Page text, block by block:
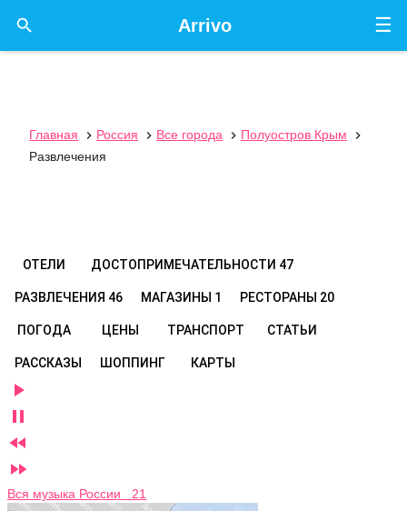
☰
Arrivo

Главная  Россия  Все города  Полуостров Крым

Развлечения
ОТЕЛИ ДОСТОПРИМЕЧАТЕЛЬНОСТИ 47
РАЗВЛЕЧЕНИЯ 46 МАГАЗИНЫ 1 РЕСТОРАНЫ 20
ПОГОДА ЦЕНЫ ТРАНСПОРТ СТАТЬИ
РАССКАЗЫ ШОППИНГ КАРТЫ




Вся музыка России 21